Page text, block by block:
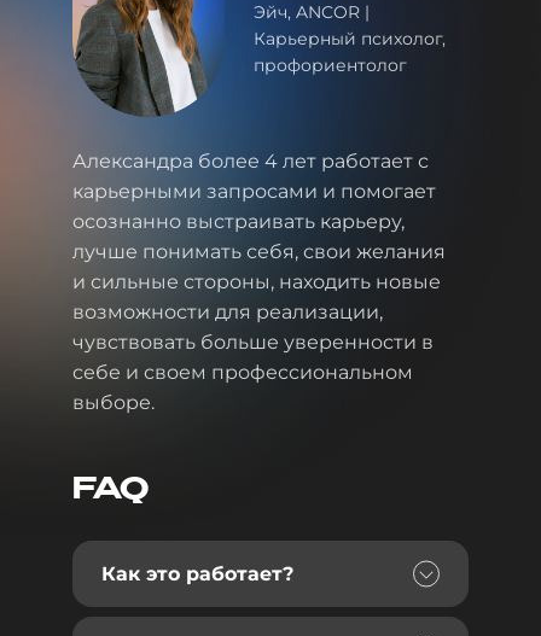
Эйч, ANCOR |
Карьерный психолог,
профориентолог
Александра более 4 лет работает с
карьерными запросами и помогает
осознанно выстраивать карьеру,
лучше понимать себя, свои желания
и сильные стороны, находить новые
возможности для реализации,
чувствовать больше уверенности в
себе и своем профессиональном
выборе.
FAQ
Как это работает?